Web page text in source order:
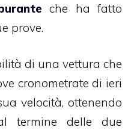
che ha fatto
prove.
di una vettura che
cronometrate di ieri
velocità, ottenendo
termine delle due